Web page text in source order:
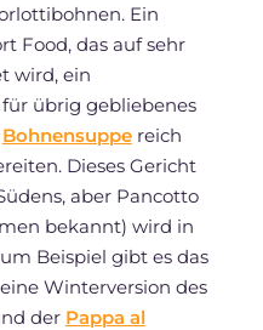
Ein
Food, das auf sehr
wird, ein
übrig gebliebenes
Bohnensuppereich
Dieses Gericht
aber Pancotto
bekannt) wird in
Beispiel gibt es das
Winterversion des
der Pappa al